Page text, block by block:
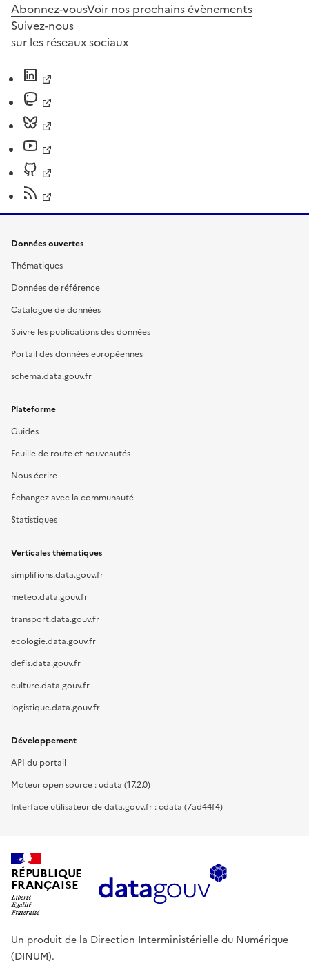
Abonnez-vousVoir nos prochains évènements
Suivez-nous
sur les réseaux sociaux
Données ouvertes
Thématiques
Données de référence
Catalogue de données
Suivre les publications des données
Portail des données européennes
schema.data.gouv.fr
Plateforme
Guides
Feuille de route et nouveautés
Nous écrire
Échangez avec la communauté
Statistiques
Verticales thématiques
simplifions.data.gouv.fr
meteo.data.gouv.fr
transport.data.gouv.fr
ecologie.data.gouv.fr
defis.data.gouv.fr
culture.data.gouv.fr
logistique.data.gouv.fr
Développement
API du portail
Moteur open source : udata (17.2.0)
Interface utilisateur de data.gouv.fr : cdata (7ad44f4)
RÉPUBLIQUE
FRANÇAISE
Un produit de la Direction Interministérielle du Numérique
(DINUM).